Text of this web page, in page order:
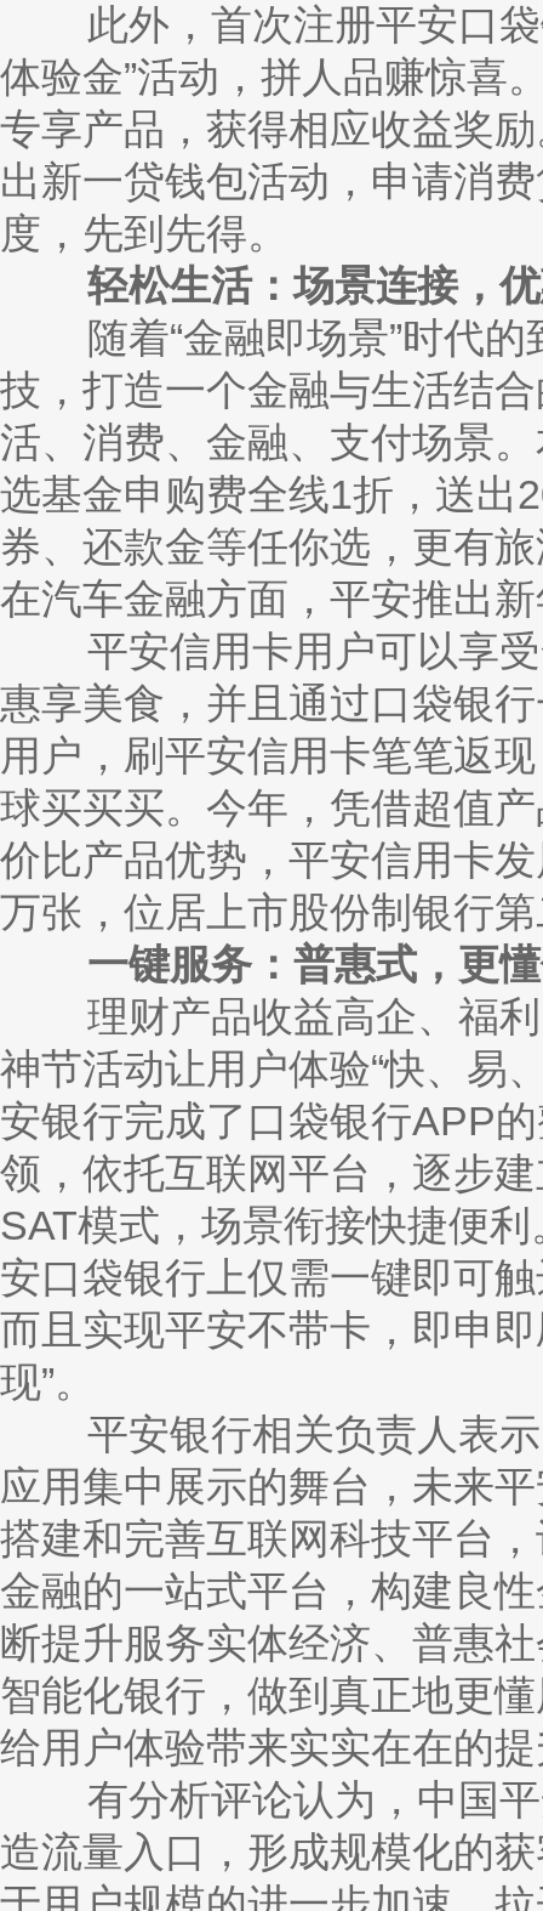
此外，首次注册平安口袋
体验金”活动，拼人品赚惊喜
专享产品，获得相应收益奖
出新一贷钱包活动，申请消
度，先到先得。
轻松生活：场景连接，优
随着“金融即场景”时代的
技，打造一个金融与生活结
活、消费、金融、支付场景
选基金申购费全线1折，送出
券、还款金等任你选，更有
在汽车金融方面，平安推出
平安信用卡用户可以享受
惠享美食，并且通过口袋银
用户，刷平安信用卡笔笔返
球买买买。今年，凭借超值
价比产品优势，平安信用卡
万张，位居上市股份制银行
一键服务：普惠式，更
理财产品收益高企、福利
神节活动让用户体验“快、易
安银行完成了口袋银行APP
领，依托互联网平台，逐步
SAT模式，场景衔接快捷便
安口袋银行上仅需一键即可
而且实现平安不带卡，即申
现”。
平安银行相关负责人表示
应用集中展示的舞台，未来
搭建和完善互联网科技平台
金融的一站式平台，构建良
断提升服务实体经济、普惠
智能化银行，做到真正地更
给用户体验带来实实在在的
有分析评论认为，中国平
造流量入口，形成规模化的